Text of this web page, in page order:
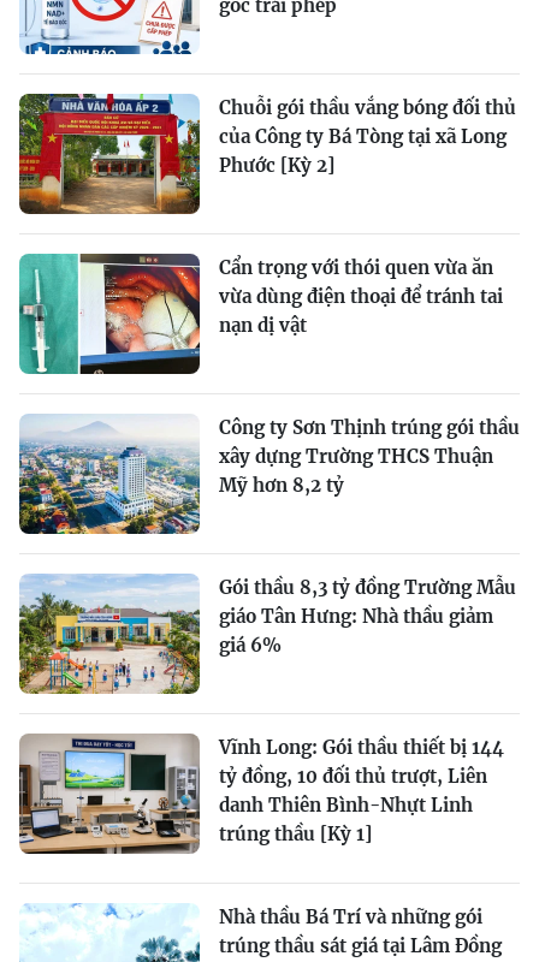
gốc trái phép
Chuỗi gói thầu vắng bóng đối thủ
của Công ty Bá Tòng tại xã Long
Phước [Kỳ 2]
Cẩn trọng với thói quen vừa ăn
vừa dùng điện thoại để tránh tai
nạn dị vật
Công ty Sơn Thịnh trúng gói thầu
xây dựng Trường THCS Thuận
Mỹ hơn 8,2 tỷ
Gói thầu 8,3 tỷ đồng Trường Mẫu
giáo Tân Hưng: Nhà thầu giảm
giá 6%
Vĩnh Long: Gói thầu thiết bị 144
tỷ đồng, 10 đối thủ trượt, Liên
danh Thiên Bình-Nhựt Linh
trúng thầu [Kỳ 1]
Nhà thầu Bá Trí và những gói
trúng thầu sát giá tại Lâm Đồng